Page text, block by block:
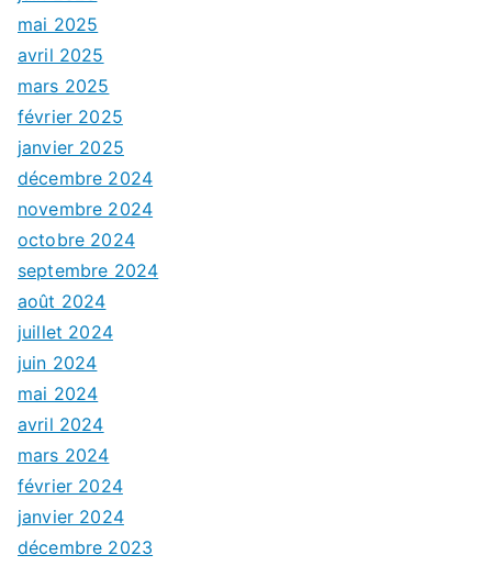
mai 2025
avril 2025
mars 2025
février 2025
janvier 2025
décembre 2024
novembre 2024
octobre 2024
septembre 2024
août 2024
juillet 2024
juin 2024
mai 2024
avril 2024
mars 2024
février 2024
janvier 2024
décembre 2023